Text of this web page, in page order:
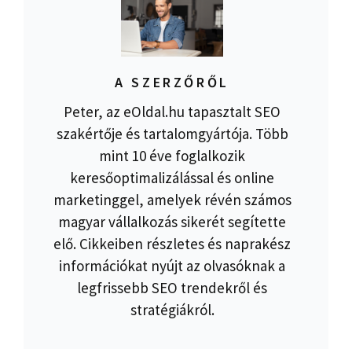
A SZERZŐRŐL
Peter, az eOldal.hu tapasztalt SEO
szakértője és tartalomgyártója. Több
mint 10 éve foglalkozik
keresőoptimalizálással és online
marketinggel, amelyek révén számos
magyar vállalkozás sikerét segítette
elő. Cikkeiben részletes és naprakész
információkat nyújt az olvasóknak a
legfrissebb SEO trendekről és
stratégiákról.